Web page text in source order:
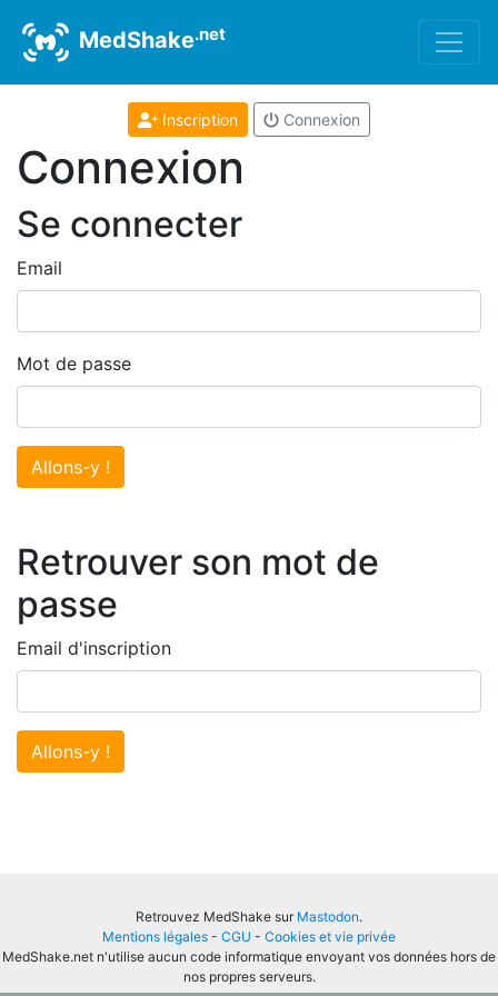
MedShake.net
Inscription Connexion
Connexion
Se connecter
Email
Mot de passe
Allons-y !
Retrouver son mot de
passe
Email d'inscription
Allons-y !
Retrouvez MedShake sur Mastodon.
Mentions légales - CGU - Cookies et vie privée
MedShake.net n'utilise aucun code informatique envoyant vos données hors de
nos propres serveurs.